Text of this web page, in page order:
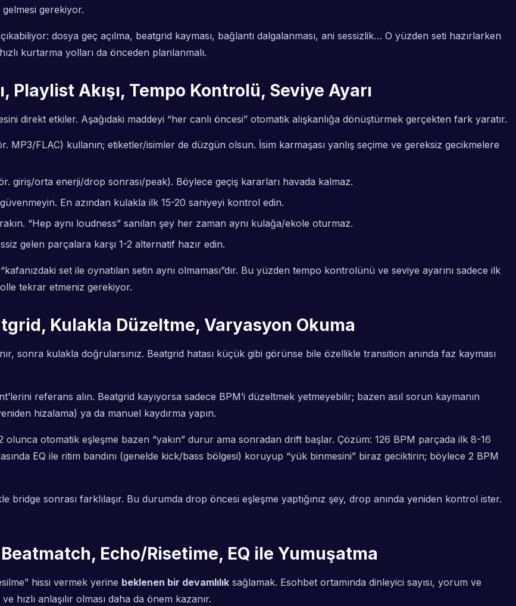
gerekiyor.
dosya geç açılma, beatgrid kayması, bağlantı dalgalanması, ani sessizlik… O yüzden seti hazırlarken
kurtarma yolları da önceden planlanmalı.
Playlist Akışı, Tempo Kontrolü, Seviye Ayarı
direkt etkiler. Aşağıdaki maddeyi “her canlı öncesi” otomatik alışkanlığa dönüştürmek gerçekten fark yaratır.
MP3/FLAC) kullanın; etiketler/isimler de düzgün olsun. İsim karmaşası yanlış seçime ve gereksiz gecikmelere
giriş/orta enerji/drop sonrası/peak). Böylece geçiş kararları havada kalmaz.
En azından kulakla ilk 15-20 saniyeyi kontrol edin.
“Hep aynı loudness” sanılan şey her zaman aynı kulağa/ekole oturmaz.
gelen parçalara karşı 1-2 alternatif hazır edin.
set ile oynatılan setin aynı olmaması”dır. Bu yüzden tempo kontrolünü ve seviye ayarını sadece ilk
tekrar etmeniz gerekiyor.
Kulakla Düzeltme, Varyasyon Okuma
sonra kulakla doğrularsınız. Beatgrid hatası küçük gibi görünse bile özellikle transition anında faz kayması
referans alın. Beatgrid kayıyorsa sadece BPM’i düzeltmek yetmeyebilir; bazen asıl sorun kaymanın
hizalama) ya da manuel kaydırma yapın.
otomatik eşleşme bazen “yakın” durur ama sonradan drift başlar. Çözüm: 126 BPM parçada ilk 8-16
EQ ile ritim bandını (genelde kick/bass bölgesi) koruyup “yük binmesini” biraz geciktirin; böylece 2 BPM
sonrası farklılaşır. Bu durumda drop öncesi eşleşme yaptığınız şey, drop anında yeniden kontrol ister.
Echo/Risetime, EQ ile Yumuşatma
hissi vermek yerine beklenen bir devamlılık sağlamak. Esohbet ortamında dinleyici sayısı, yorum ve
hızlı anlaşılır olması daha da önem kazanır.